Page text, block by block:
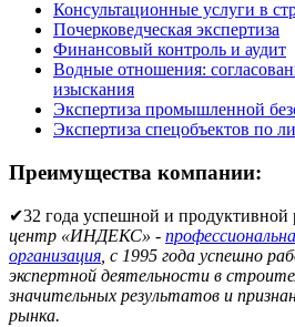
Консультационные услуги в
Почерковедческая экспертиза
Финансовый контроль и аудит
Водные отношения:
изыскания
Экспертиза промышленной
Экспертиза спецобъектов по
Преимущества компании:
✔32 года успешной и продуктивной
центр «ИНДЕКС» -
организация, с 1995 года успешно
экспертной деятельности в
значительных результатов и
рынка.